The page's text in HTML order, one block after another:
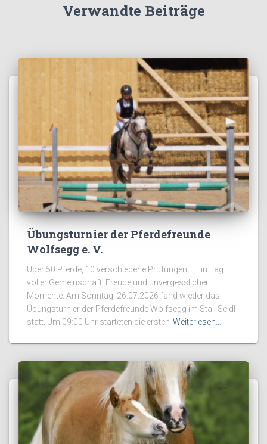
Verwandte Beiträge
Übungsturnier der Pferdefreunde
Wolfsegg e. V.
Über 50 Pferde, 10 verschiedene Prüfungen – Ein Tag
voller Gemeinschaft, Freude und unvergesslicher
Momente. Am Sonntag, 26.07.2026 fand wieder das
Übungsturnier der Pferdefreunde Wolfsegg im Stall Seidl
statt. Um 09:00 Uhr starteten die ersten Weiterlesen…